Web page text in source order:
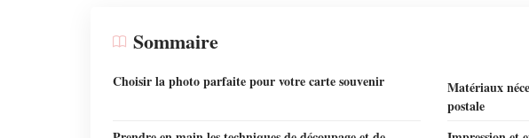
Sommaire
Choisir la photo parfaite pour votre carte souvenir
Matériaux
postale